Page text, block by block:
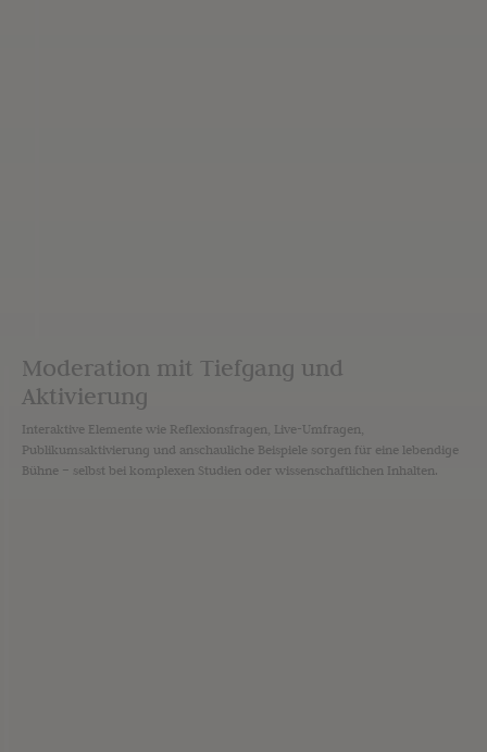
Moderation mit Tiefgang und
Aktivierung
Interaktive Elemente wie Reflexionsfragen, Live-Umfragen,
Publikumsaktivierung und anschauliche Beispiele sorgen für eine lebendige
Bühne – selbst bei komplexen Studien oder wissenschaftlichen Inhalten.